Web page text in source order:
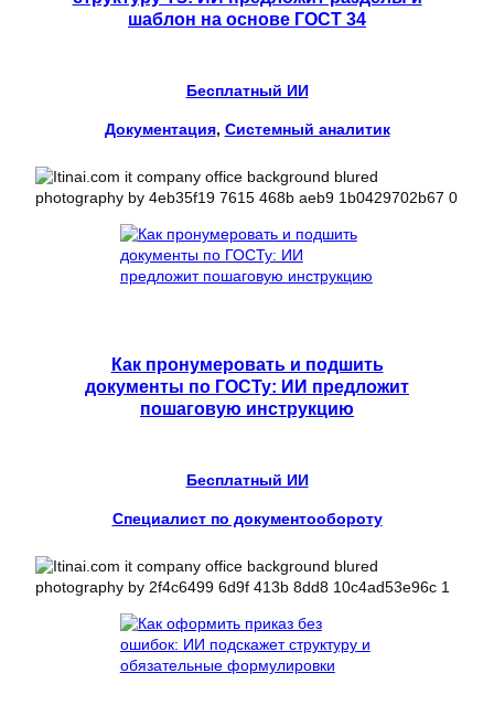
шаблон на основе ГОСТ 34
Бесплатный ИИ
Документация, Системный аналитик
Как пронумеровать и подшить
документы по ГОСТу: ИИ предложит
пошаговую инструкцию
Бесплатный ИИ
Специалист по документообороту